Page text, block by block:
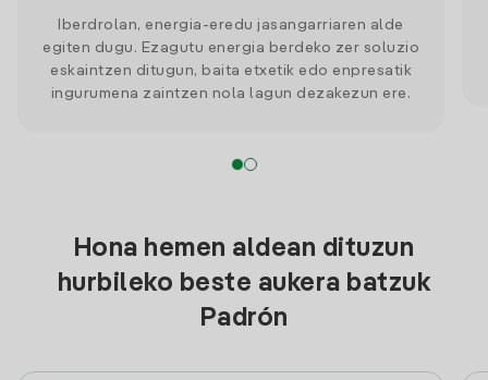
Iberdrolan, energia-eredu jasangarriaren alde
egiten dugu. Ezagutu energia berdeko zer soluzio
eskaintzen ditugun, baita etxetik edo enpresatik
ingurumena zaintzen nola lagun dezakezun ere.
Hona hemen aldean dituzun
hurbileko beste aukera batzuk
Padrón